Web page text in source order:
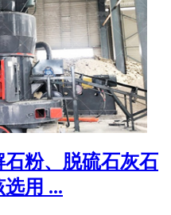
粉、脱硫石灰石
用 ...